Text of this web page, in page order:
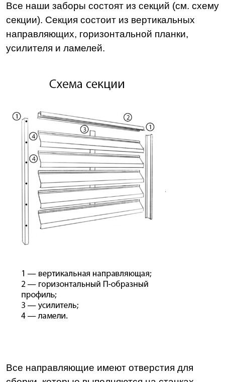
Все наши заборы состоят из секций (см. схему
секции). Секция состоит из вертикальных
направляющих, горизонтальной планки,
усилителя и ламелей.
Все направляющие имеют отверстия для